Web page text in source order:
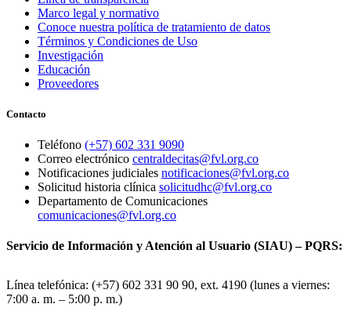
Marco legal y normativo
Conoce nuestra política de tratamiento de datos
Términos y Condiciones de Uso
Investigación
Educación
Proveedores
Contacto
Teléfono (+57) 602 331 9090
Correo electrónico centraldecitas@fvl.org.co
Notificaciones judiciales notificaciones@fvl.org.co
Solicitud historia clínica solicitudhc@fvl.org.co
Departamento de Comunicaciones
comunicaciones@fvl.org.co
Servicio de Información y Atención al Usuario (SIAU) – PQRS:
Línea telefónica: (+57) 602 331 90 90, ext. 4190 (lunes a viernes:
7:00 a. m. – 5:00 p. m.)